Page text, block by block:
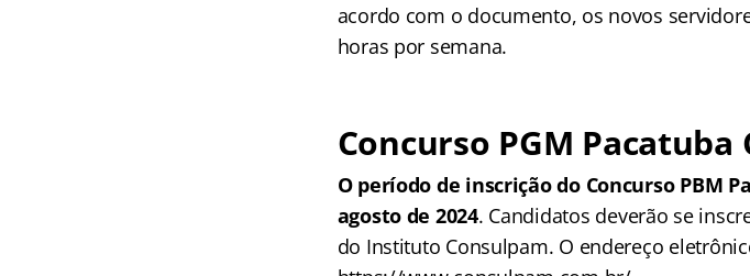
acordo com o documento, os novos
horas por semana.
Concurso PGM Pacatuba
O período de inscrição do Concurso PBM
agosto de 2024. Candidatos deverão se
do Instituto Consulpam. O endereço